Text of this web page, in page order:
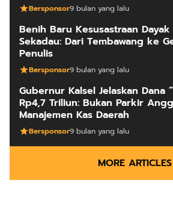
Bersponsor9 bulan yang lalu
Benih Baru Kesusastraan
Sekadau: Dari Tembawang ke
Penulis
Bersponsor9 bulan yang lalu
Gubernur Kalsel Jelaskan Dana
Rp4,7 Triliun: Bukan Parkir
Manajemen Kas Daerah
Bersponsor9 bulan yang lalu
MORE ARTICLES